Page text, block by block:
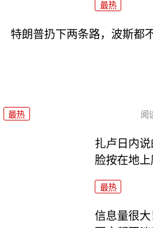
最热
特朗普扔下两条路，波斯都
最热 阅
扎卢日内
脸按在地上
最热
信息量很